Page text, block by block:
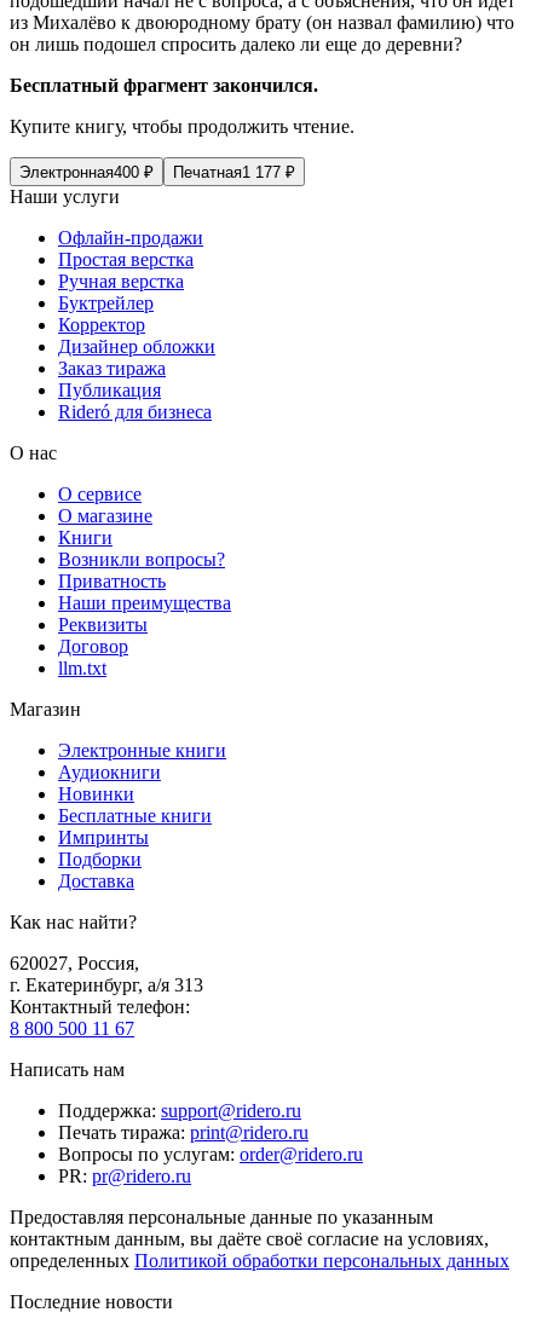
из Михалёво к двоюродному брату (он назвал фамилию) что
он лишь подошел спросить далеко ли еще до деревни?
Бесплатный фрагмент закончился.
Купите книгу, чтобы продолжить чтение.
Электронная400 ₽ Печатная1 177 ₽
Наши услуги
Офлайн-продажи
Простая верстка
Ручная верстка
Буктрейлер
Корректор
Дизайнер обложки
Заказ тиража
Публикация
Rideró для бизнеса
О нас
О сервисе
О магазине
Книги
Возникли вопросы?
Приватность
Наши преимущества
Реквизиты
Договор
llm.txt
Магазин
Электронные книги
Аудиокниги
Новинки
Бесплатные книги
Импринты
Подборки
Доставка
Как нас найти?
620027, Россия,
г. Екатеринбург, а/я 313
Контактный телефон:
8 800 500 11 67
Написать нам
Поддержка: support@ridero.ru
Печать тиража: print@ridero.ru
Вопросы по услугам: order@ridero.ru
PR: pr@ridero.ru
Предоставляя персональные данные по указанным
контактным данным, вы даёте своё согласие на условиях,
определенных Политикой обработки персональных данных
Последние новости